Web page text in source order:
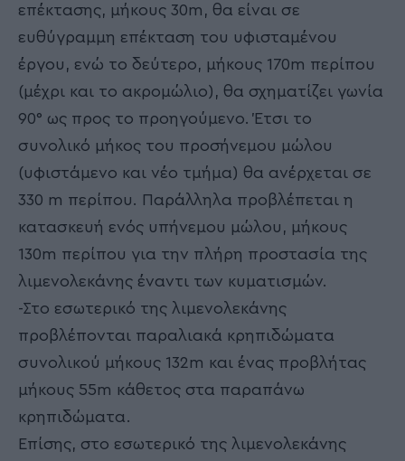
επέκτασης, μήκους 30m, θα είναι σε
ευθύγραμμη επέκταση του υφισταμένου
έργου, ενώ το δεύτερο, μήκους 170m περίπου
(μέχρι και το ακρομώλιο), θα σχηματίζει γωνία
90° ως προς το προηγούμενο. Έτσι το
συνολικό μήκος του προσήνεμου μώλου
(υφιστάμενο και νέο τμήμα) θα ανέρχεται σε
330 m περίπου. Παράλληλα προβλέπεται η
κατασκευή ενός υπήνεμου μώλου, μήκους
130m περίπου για την πλήρη προστασία της
λιμενολεκάνης έναντι των κυματισμών.
-Στο εσωτερικό της λιμενολεκάνης
προβλέπονται παραλιακά κρηπιδώματα
συνολικού μήκους 132m και ένας προβλήτας
μήκους 55m κάθετος στα παραπάνω
κρηπιδώματα.
Επίσης, στο εσωτερικό της λιμενολεκάνης